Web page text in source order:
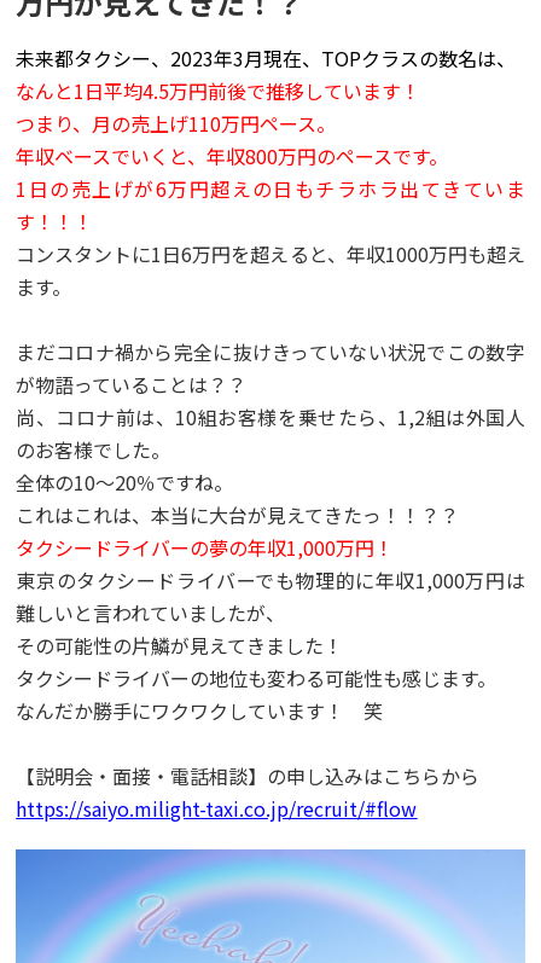
未来都タクシー、2023年3月現在、TOPクラスの数名は、
なんと1日平均4.5万円前後で推移しています！
つまり、月の売上げ110万円ペース。
年収ベースでいくと、年収800万円のペースです。
1日の売上げが6万円超えの日もチラホラ出てきていま
す！！！
コンスタントに1日6万円を超えると、年収1000万円も超え
ます。
まだコロナ禍から完全に抜けきっていない状況でこの数字
が物語っていることは？？
尚、コロナ前は、10組お客様を乗せたら、1,2組は外国人
のお客様でした。
全体の10～20％ですね。
これはこれは、本当に大台が見えてきたっ！！？？
タクシードライバーの夢の年収1,000万円！
東京のタクシードライバーでも物理的に年収1,000万円は
難しいと言われていましたが、
その可能性の片鱗が見えてきました！
タクシードライバーの地位も変わる可能性も感じます。
なんだか勝手にワクワクしています！ 笑
【説明会・面接・電話相談】の申し込みはこちらから
https://saiyo.milight-taxi.co.jp/recruit/#flow